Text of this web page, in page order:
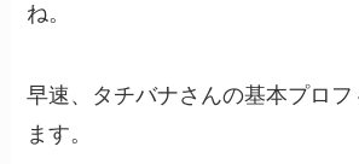
ね。
早速、タチバナさんの基本プロフ
ます。